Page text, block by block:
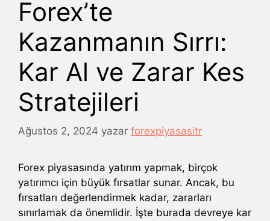
Forex’te
Kazanmanın Sırrı:
Kar Al ve Zarar Kes
Stratejileri
Ağustos 2, 2024 yazar forexpiyasasitr
Forex piyasasında yatırım yapmak, birçok
yatırımcı için büyük fırsatlar sunar. Ancak, bu
fırsatları değerlendirmek kadar, zararları
sınırlamak da önemlidir. İşte burada devreye kar